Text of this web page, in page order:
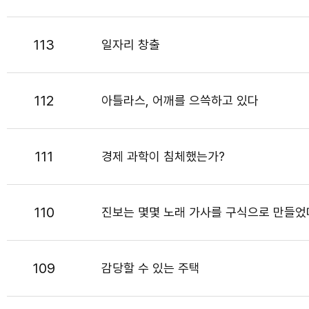
113 일자리 창출
112 아틀라스, 어깨를 으쓱하고 있다
111 경제 과학이 침체했는가?
110 진보는 몇몇 노래 가사를 구식으로 만들었
109 감당할 수 있는 주택